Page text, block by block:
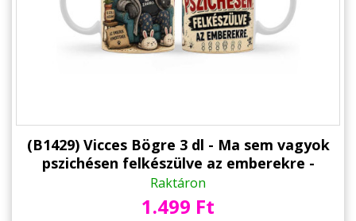
(B1429) Vicces Bögre 3 dl - Ma sem vagyok
pszichésen felkészülve az emberekre -
Vicces Ajándék Kollégának, Barátnőnek
Raktáron
1.499 Ft